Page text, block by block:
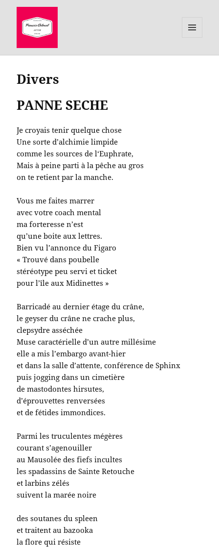
WIDGETS
Divers
PANNE SECHE
Je croyais tenir quelque chose
Une sorte d’alchimie limpide
comme les sources de l‘Euphrate,
Mais à peine parti à la pêche au gros
on te retient par la manche.
Vous me faites marrer
avec votre coach mental
ma forteresse n’est
qu’une boite aux lettres.
Bien vu l’annonce du Figaro
« Trouvé dans poubelle
stéréotype peu servi et ticket
pour l’île aux Midinettes »
Barricadé au dernier étage du crâne,
le geyser du crâne ne crache plus,
clepsydre asséchée
Muse caractérielle d’un autre millésime
elle a mis l’embargo avant-hier
et dans la salle d’attente, conférence de Sphinx
puis jogging dans un cimetière
de mastodontes hirsutes,
d’éprouvettes renversées
et de fétides immondices.
Parmi les truculentes mégères
courant s’agenouiller
au Mausolée des fiefs incultes
les spadassins de Sainte Retouche
et larbins zélés
suivent la marée noire
des soutanes du spleen
et traitent au bazooka
la flore qui résiste